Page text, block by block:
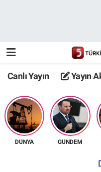
Canlı Yayın Yayın
DÜNYA GÜNDEM
TV 5 Ekranı ve